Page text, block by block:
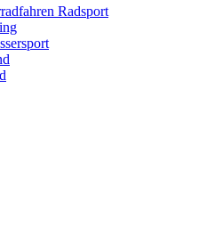
Radsport